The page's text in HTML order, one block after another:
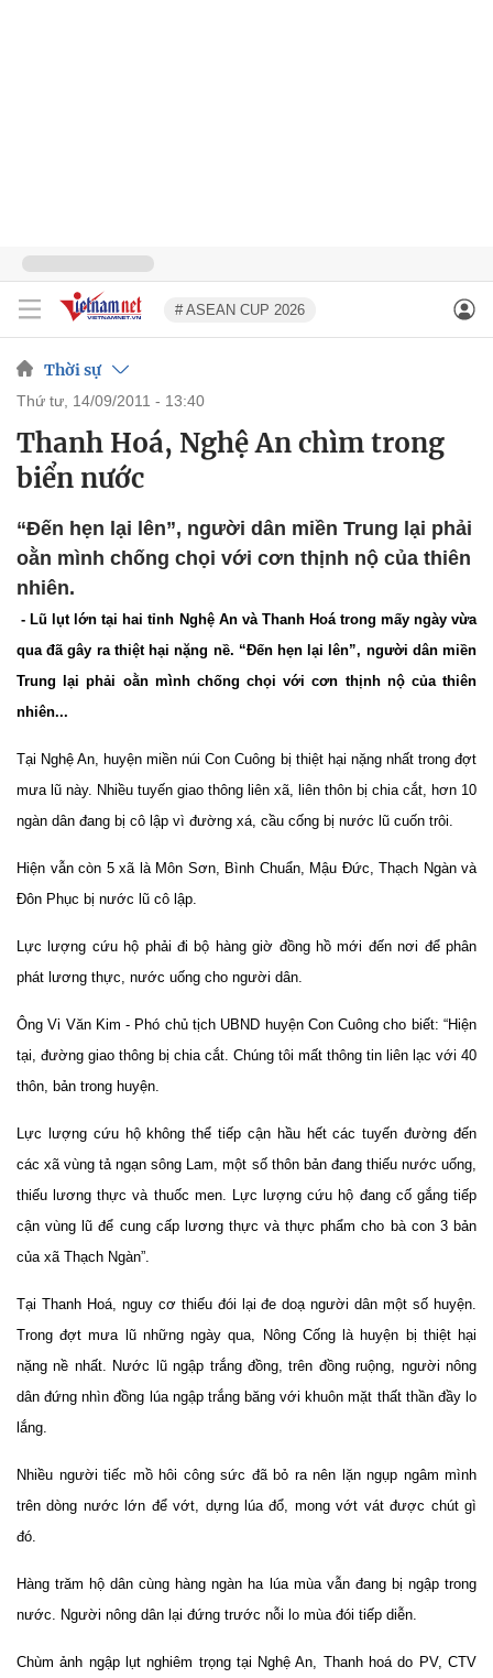
# ASEAN CUP 2026
Thời sự
thứ tư, 14/09/2011 - 13:40
Thanh Hoá, Nghệ An chìm trong
biển nước
“Đến hẹn lại lên”, người dân miền Trung lại phải
oằn mình chống chọi với cơn thịnh nộ của thiên
nhiên.
- Lũ lụt lớn tại hai tỉnh Nghệ An và Thanh Hoá trong mấy ngày vừa
qua đã gây ra thiệt hại nặng nề. “Đến hẹn lại lên”, người dân miền
Trung lại phải oằn mình chống chọi với cơn thịnh nộ của thiên
nhiên...
Tại Nghệ An, huyện miền núi Con Cuông bị thiệt hại nặng nhất trong đợt
mưa lũ này. Nhiều tuyến giao thông liên xã, liên thôn bị chia cắt, hơn 10
ngàn dân đang bị cô lập vì đường xá, cầu cống bị nước lũ cuốn trôi.
Hiện vẫn còn 5 xã là Môn Sơn, Bình Chuẩn, Mậu Đức, Thạch Ngàn và
Đôn Phục bị nước lũ cô lập.
Lực lượng cứu hộ phải đi bộ hàng giờ đồng hồ mới đến nơi để phân
phát lương thực, nước uống cho người dân.
Ông Vi Văn Kim - Phó chủ tịch UBND huyện Con Cuông cho biết: “Hiện
tại, đường giao thông bị chia cắt. Chúng tôi mất thông tin liên lạc với 40
thôn, bản trong huyện.
Lực lượng cứu hộ không thể tiếp cận hầu hết các tuyến đường đến
các xã vùng tả ngạn sông Lam, một số thôn bản đang thiếu nước uống,
thiếu lương thực và thuốc men. Lực lượng cứu hộ đang cố gắng tiếp
cận vùng lũ để cung cấp lương thực và thực phẩm cho bà con 3 bản
của xã Thạch Ngàn”.
Tại Thanh Hoá, nguy cơ thiếu đói lại đe doạ người dân một số huyện.
Trong đợt mưa lũ những ngày qua, Nông Cống là huyện bị thiệt hại
nặng nề nhất. Nước lũ ngập trắng đồng, trên đồng ruộng, người nông
dân đứng nhìn đồng lúa ngập trắng băng với khuôn mặt thất thần đầy lo
lắng.
Nhiều người tiếc mồ hôi công sức đã bỏ ra nên lặn ngụp ngâm mình
trên dòng nước lớn để vớt, dựng lúa đổ, mong vớt vát được chút gì
đó.
Hàng trăm hộ dân cùng hàng ngàn ha lúa mùa vẫn đang bị ngập trong
nước. Người nông dân lại đứng trước nỗi lo mùa đói tiếp diễn.
Chùm ảnh ngập lụt nghiêm trọng tại Nghệ An, Thanh hoá do PV, CTV